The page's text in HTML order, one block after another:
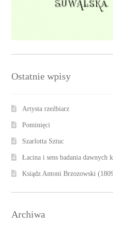
Ostatnie wpisy
Artysta rzeźbiarz
Pominięci
Szarlotta Sztuc
Łacina i sens badania dawnych
Ksiądz Antoni Brzozowski
Archiwa